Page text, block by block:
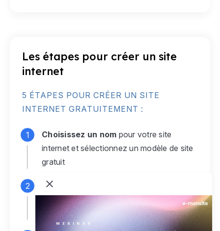
Les étapes pour créer un site
internet
5 ÉTAPES POUR CRÉER UN SITE
INTERNET GRATUITEMENT :
Choisissez un nom pour votre site
internet et sélectionnez un modèle de site
gratuit
Connectez-vous
monsite gratuit pour accéder à votre
espace d'administration